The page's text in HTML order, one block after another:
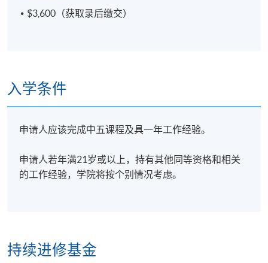
$3,600（获取录后缴交）
入学条件
申请人应该完成中五课程及具一年工作经验。
申请人若年满21岁或以上，持有其他同等资格和相关
的工作经验，学院将按个别情况考虑。
持续进修基金